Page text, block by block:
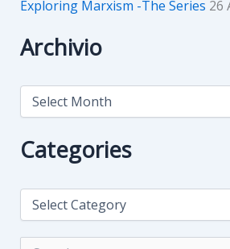
Exploring Marxism -The Series 26
Archivio
A
h
i
Categories
C